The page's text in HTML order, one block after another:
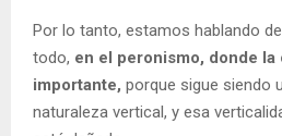
Por lo tanto, estamos hablando
todo, en el peronismo, donde
importante, porque sigue siendo
naturaleza vertical, y esa